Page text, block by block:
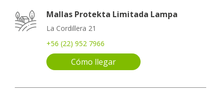
Mallas Protekta Limitada Lampa
La Cordillera 21
+56 (22) 952 7966
Cómo llegar